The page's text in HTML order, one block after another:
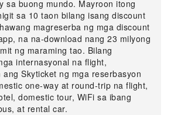
sa buong mundo. Mayroon itong
sa 10 taon bilang isang discount
magreserba ng mga discount
na na-download nang 23 milyong
ng maraming tao. Bilang
internasyonal na flight,
Skyticket ng mga reserbasyon
one-way at round-trip na flight,
domestic tour, WiFi sa ibang
at rental car.